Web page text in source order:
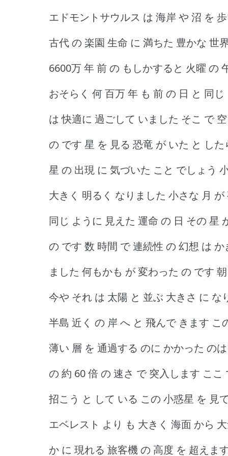
エドモントサウルス は 海岸 や 沼 を
古代 の 楽園 生命 に 満ちた 豊かな 世
6600万 年 前 の もしかすると 火曜 の
おそらく 何 百万 年 も 前 の 日 と 同
は 快適に 過ごして いました そこ で
の です 星 を 見る 恐竜 が いた と し
星 の 出現 に 気づいた こと でしょう
大きく 明るく なりました 小さな 月
同じ ように 見えた 運命 の 日 その 星
の です 数 時間 で 連続性 の 幻想 は か
ました 何もかも が 変わった の です
今や それ は 太陽 と 並ぶ 大きさ に
半島 近く の 岸 へ と 飛んで きます こ
薄い 層 を 通過する のに かかった の
の 約 60 倍 の 速さ で 突入します こ
招こう と して いる この 小惑星 を 見
エベレスト より も 大きく 海面 から
か に 現れる 旅客機 の 高度 を 超えま